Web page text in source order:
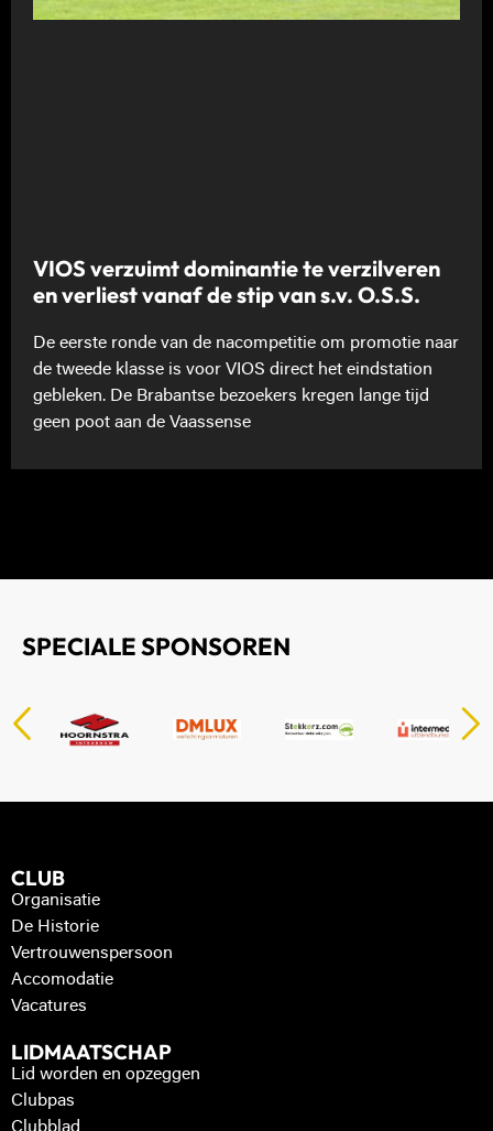
VIOS verzuimt dominantie te verzilveren
en verliest vanaf de stip van s.v. O.S.S.
De eerste ronde van de nacompetitie om promotie naar
de tweede klasse is voor VIOS direct het eindstation
gebleken. De Brabantse bezoekers kregen lange tijd
geen poot aan de Vaassense
SPECIALE SPONSOREN
CLUB
Organisatie
De Historie
Vertrouwenspersoon
Accomodatie
Vacatures
LIDMAATSCHAP
Lid worden en opzeggen
Clubpas
Clubblad